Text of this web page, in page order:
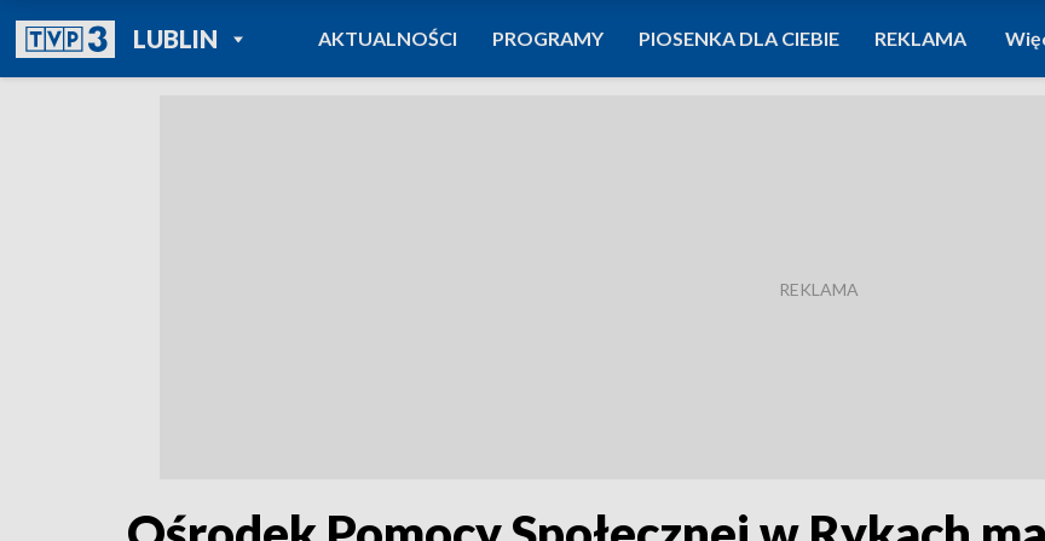
LUBLINPOWRÓT DO
TVP REGIONY
AKTUALNOŚCI PROGRAMY PIOSENKA DLA CIEBIE REKLAMA